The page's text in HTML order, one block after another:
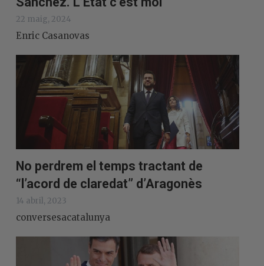
22 maig, 2024
Enric Casanovas
No perdrem el temps tractant de
“l’acord de claredat” d’Aragonès
14 abril, 2023
conversesacatalunya